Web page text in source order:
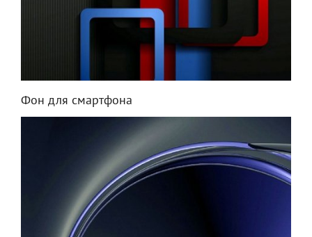
Фон для смартфона